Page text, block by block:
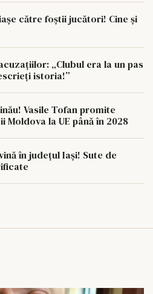
către foștii jucători! Cine și
„Clubul era la un pas
istoria!”
Vasile Tofan promite
Moldova la UE până în 2028
în județul Iași! Sute de